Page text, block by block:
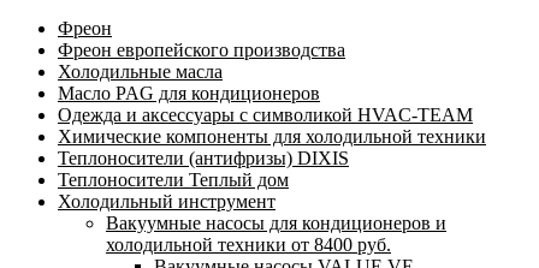
Фреон
Фреон европейского производства
Холодильные масла
Масло PAG для кондиционеров
Одежда и аксессуары с символикой HVAC-TEAM
Химические компоненты для холодильной техники
Теплоносители (антифризы) DIXIS
Теплоносители Теплый дом
Холодильный инструмент
Вакуумные насосы для кондиционеров и
холодильной техники от 8400 руб.